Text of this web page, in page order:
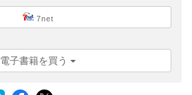
7net
電子書籍を買う